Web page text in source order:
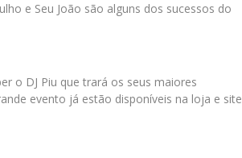
e Seu João são alguns dos sucessos do
o DJ Piu que trará os seus maiores
evento já estão disponíveis na loja e site